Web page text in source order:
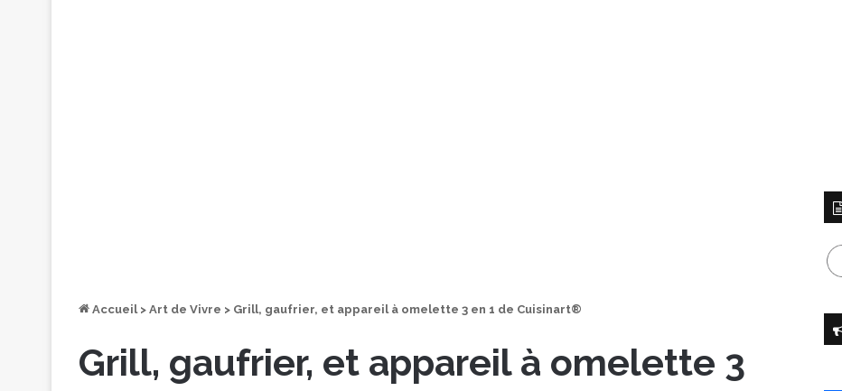
Accueil > Art de Vivre > Grill, gaufrier, et appareil à omelette 3 en 1 de Cuisinart®
Grill, gaufrier, et appareil à omelette 3